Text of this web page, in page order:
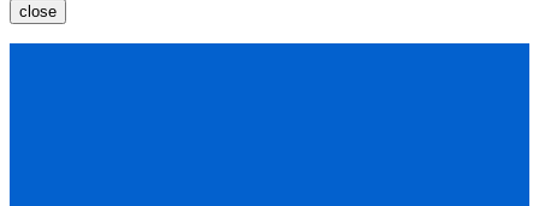
close